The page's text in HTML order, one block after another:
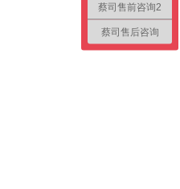
蔡司售前咨询2
蔡司售后咨询